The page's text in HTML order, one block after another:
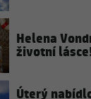
Helena
životní
Úterý